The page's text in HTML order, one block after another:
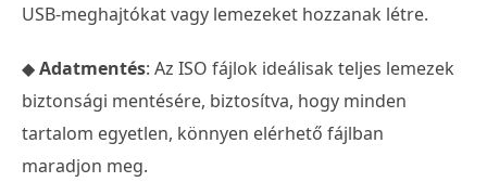
USB-meghajtókat vagy lemezeket hozzanak létre.
◆Adatmentés: Az ISO fájlok ideálisak teljes lemezek
biztonsági mentésére, biztosítva, hogy minden
tartalom egyetlen, könnyen elérhető fájlban
maradjon meg.